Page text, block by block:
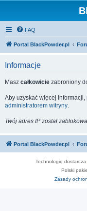
FAQ
Portal BlackPowder.pl
Informacje
Masz całkowicie zabroniony
Aby uzyskać więcej
administratorem witryny.
Twój adres IP został
Portal BlackPowder.pl
Technologię dostarcza
Polski
Zasady